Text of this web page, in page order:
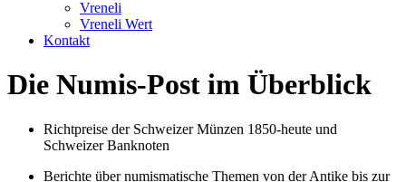
Vreneli
Vreneli Wert
Kontakt
Die Numis-Post im Überblick
Richtpreise der Schweizer Münzen 1850-heute und
Schweizer Banknoten
Berichte über numismatische Themen von der Antike bis zur